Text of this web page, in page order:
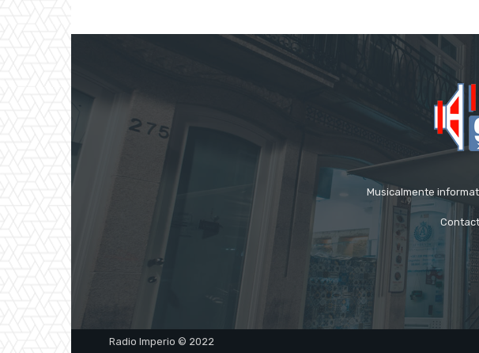
Musicalmente
Radio Imperio © 2022